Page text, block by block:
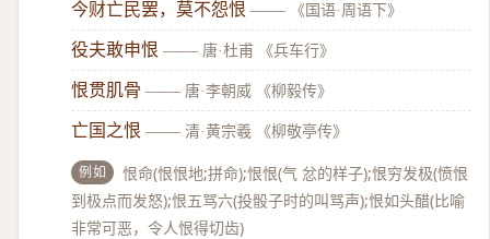
今财亡民罢，莫不怨恨 —— 《国语·周语下》
役夫敢申恨 —— 唐·杜甫 《兵车行》
恨贯肌骨 —— 唐·李朝威 《柳毅传》
亡国之恨 —— 清·黄宗羲 《柳敬亭传》
例如
恨命(恨恨地;拼命);恨恨(气 忿的样子);恨穷发极(愤恨
到极点而发怒);恨五骂六(投骰子时的叫骂声);恨如头醋(比喻
非常可恶，令人恨得切齿)